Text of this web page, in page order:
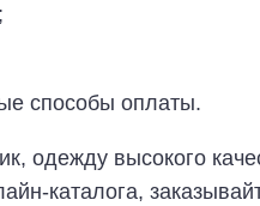
способы оплаты.
одежду высокого
каталога,